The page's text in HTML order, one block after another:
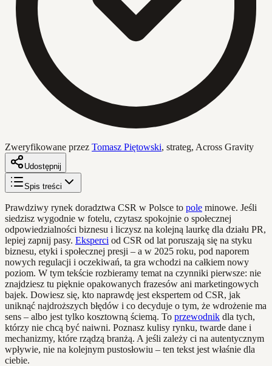
Zweryfikowane przez Tomasz Piętowski, strateg, Across Gravity
Udostępnij
Spis treści
Prawdziwy rynek doradztwa CSR w Polsce to pole minowe. Jeśli
siedzisz wygodnie w fotelu, czytasz spokojnie o społecznej
odpowiedzialności biznesu i liczysz na kolejną laurkę dla działu PR,
lepiej zapnij pasy. Eksperci od CSR od lat poruszają się na styku
biznesu, etyki i społecznej presji – a w 2025 roku, pod naporem
nowych regulacji i oczekiwań, ta gra wchodzi na całkiem nowy
poziom. W tym tekście rozbieramy temat na czynniki pierwsze: nie
znajdziesz tu pięknie opakowanych frazesów ani marketingowych
bajek. Dowiesz się, kto naprawdę jest ekspertem od CSR, jak
uniknąć najdroższych błędów i co decyduje o tym, że wdrożenie ma
sens – albo jest tylko kosztowną ściemą. To przewodnik dla tych,
którzy nie chcą być naiwni. Poznasz kulisy rynku, twarde dane i
mechanizmy, które rządzą branżą. A jeśli zależy ci na autentycznym
wpływie, nie na kolejnym pustosłowiu – ten tekst jest właśnie dla
ciebie.